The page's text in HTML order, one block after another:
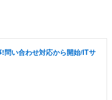
問い合わせ対応から開始/ITサ